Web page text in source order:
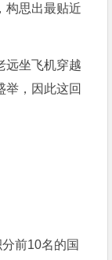
构思出最贴近
远坐飞机穿越
举，因此这回
前10名的国